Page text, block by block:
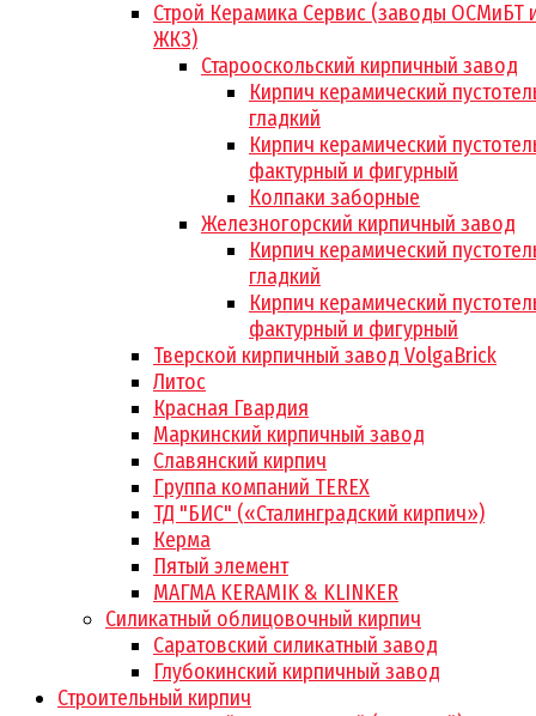
Строй Керамика Сервис (заводы ОСМиБТ
ЖКЗ)
Старооскольский кирпичный завод
Кирпич керамический
гладкий
Кирпич керамический
фактурный и фигурный
Колпаки заборные
Железногорский кирпичный завод
Кирпич керамический
гладкий
Кирпич керамический
фактурный и фигурный
Тверской кирпичный завод VolgaBrick
Литос
Красная Гвардия
Маркинский кирпичный завод
Славянский кирпич
Группа компаний TEREX
ТД "БИС" («Сталинградский кирпич»)
Керма
Пятый элемент
МАГМА KERAMIK & KLINKER
Силикатный облицовочный кирпич
Саратовский силикатный завод
Глубокинский кирпичный завод
Строительный кирпич